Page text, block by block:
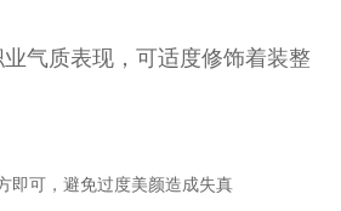
气质表现，可适度修饰着装整
即可，避免过度美颜造成失真